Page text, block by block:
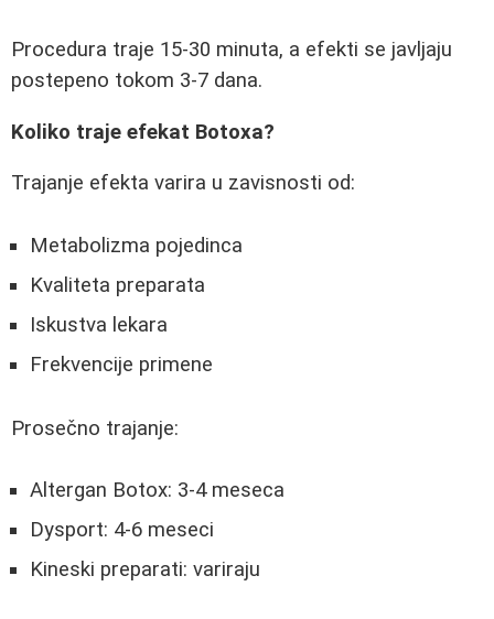
Procedura traje 15-30 minuta, a efekti se javljaju
postepeno tokom 3-7 dana.
Koliko traje efekat Botoxa?
Trajanje efekta varira u zavisnosti od:
Metabolizma pojedinca
Kvaliteta preparata
Iskustva lekara
Frekvencije primene
Prosečno trajanje:
Altergan Botox: 3-4 meseca
Dysport: 4-6 meseci
Kineski preparati: variraju